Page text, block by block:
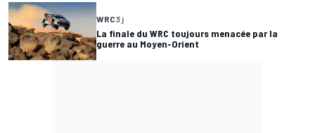
WRC3 j
La finale du WRC toujours menacée par la
guerre au Moyen-Orient